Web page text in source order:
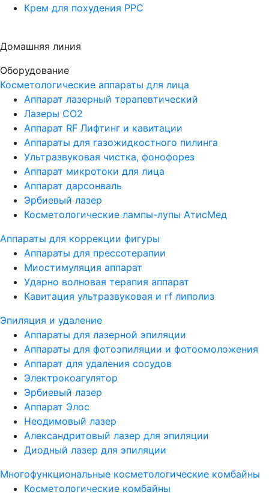
Крем для похудения PPC
Домашняя линия
Оборудование
Косметологические аппараты для лица
Аппарат лазерный терапевтический
Лазеры CO2
Аппарат RF Лифтинг и кавитации
Аппараты для газожидкостного пилинга
Ультразвуковая чистка, фонофорез
Аппарат микротоки для лица
Аппарат дарсонваль
Эрбиевый лазер
Косметологические лампы-лупы АтисМед
Аппараты для коррекции фигуры
Аппараты для прессотерапии
Миостимуляция аппарат
Ударно волновая терапия аппарат
Кавитация ультразвуковая и rf липолиз
Эпиляция и удаление
Аппараты для лазерной эпиляции
Аппараты для фотоэпиляции и фотоомоложения
Аппарат для удаления сосудов
Электрокоагулятор
Эрбиевый лазер
Аппарат Элос
Неодимовый лазер
Александритовый лазер для эпиляции
Диодный лазер для эпиляции
Многофункциональные косметологические комбайны
Косметологические комбайны